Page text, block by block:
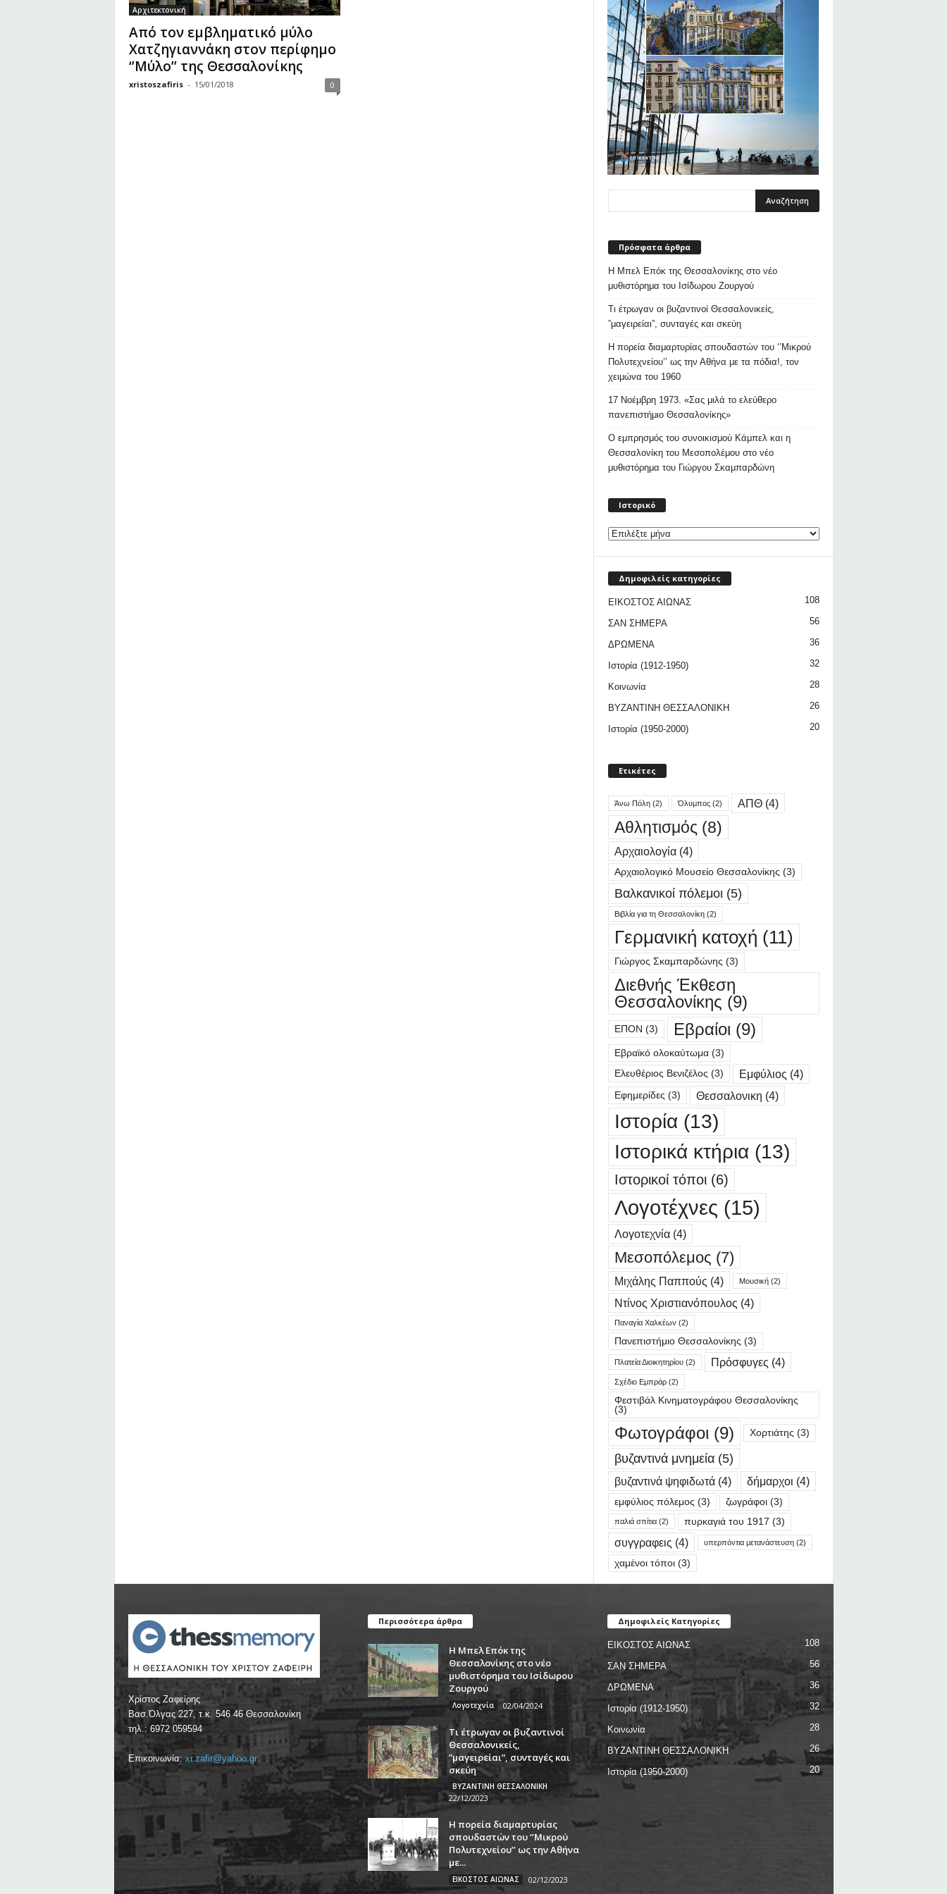
Αρχιτεκτονική
Από τον εμβληματικό μύλο
Χατζηγιαννάκη στον περίφημο
‘’Μύλο’’ της Θεσσαλονίκης
xristoszafiris - 15/01/2018 0
Πρόσφατα άρθρα
Η Μπελ Επόκ της Θεσσαλονίκης στο νέο
μυθιστόρημα του Ισίδωρου Ζουργού
Τι έτρωγαν οι βυζαντινοί Θεσσαλονικείς,
”μαγειρείαι”, συνταγές και σκεύη
Η πορεία διαμαρτυρίας σπουδαστών του ‘’Μικρού
Πολυτεχνείου’’ ως την Αθήνα με τα πόδια!, τον
χειμώνα του 1960
17 Νοέμβρη 1973. «Σας μιλά το ελεύθερο
πανεπιστήμιο Θεσσαλονίκης»
Ο εμπρησμός του συνοικισμού Κάμπελ και η
Θεσσαλονίκη του Μεσοπολέμου στο νέο
μυθιστόρημα του Γιώργου Σκαμπαρδώνη
Ιστορικό
Δημοφιλείς κατηγορίες
ΕΙΚΟΣΤΟΣ ΑΙΩΝΑΣ 108
ΣΑΝ ΣΗΜΕΡΑ 56
ΔΡΩΜΕΝΑ 36
Ιστορία (1912-1950) 32
Κοινωνία 28
ΒΥΖΑΝΤΙΝΗ ΘΕΣΣΑΛΟΝΙΚΗ 26
Ιστορία (1950-2000) 20
Ετικέτες
Άνω Πόλη(2) Όλυμπος(2) ΑΠΘ(4)
Αθλητισμός (8)
Αρχαιολογία(4)
Αρχαιολογικό Μουσείο Θεσσαλονίκης (3)
Βαλκανικοί πόλεμοι (5)
Βιβλία για τη Θεσσαλονίκη(2)
Γερμανική κατοχή (11)
Γιώργος Σκαμπαρδώνης (3)
Διεθνής Έκθεση
Θεσσαλονίκης (9)
ΕΠΟΝ (3) Εβραίοι (9)
Εβραϊκό ολοκαύτωμα(3)
Ελευθέριος Βενιζέλος (3) Εμφύλιος (4)
Εφημερίδες (3) Θεσσαλονικη (4)
Ιστορία(13)
Ιστορικά κτήρια(13)
Ιστορικοί τόποι(6)
Λογοτέχνες (15)
Λογοτεχνία(4)
Μεσοπόλεμος (7)
Μιχάλης Παππούς (4) Μουσική(2)
Ντίνος Χριστιανόπουλος (4)
Παναγία Χαλκέων (2)
Πανεπιστήμιο Θεσσαλονίκης (3)
Πλατεία Διοικητηρίου(2) Πρόσφυγες (4)
Σχέδιο Εμπράρ(2)
Φεστιβάλ Κινηματογράφου Θεσσαλονίκης
(3)
Φωτογράφοι (9) Χορτιάτης (3)
βυζαντινά μνημεία(5)
βυζαντινά ψηφιδωτά(4) δήμαρχοι (4)
εμφύλιος πόλεμος (3) ζωγράφοι(3)
παλιά σπίτια(2) πυρκαγιά του 1917 (3)
συγγραφεις (4) υπερπόντια μετανάστευση(2)
χαμένοι τόποι(3)
Χρίστος Ζαφείρης
Βασ.Όλγας 227, τ.κ. 546 46 Θεσσαλονίκη
τηλ.: 6972 059594
Επικοινωνία:xr.zafir@yahoo.gr
Περισσότερα άρθρα
Η Μπελ Επόκ της
Θεσσαλονίκης στο νέο
μυθιστόρημα του Ισίδωρου
Ζουργού
Λογοτεχνία 02/04/2024
Τι έτρωγαν οι βυζαντινοί
Θεσσαλονικείς,
”μαγειρείαι”, συνταγές και
σκεύη
ΒΥΖΑΝΤΙΝΗ ΘΕΣΣΑΛΟΝΙΚΗ
22/12/2023
Η πορεία διαμαρτυρίας
σπουδαστών του ‘’Μικρού
Πολυτεχνείου’’ ως την Αθήνα
με...
ΕΙΚΟΣΤΟΣ ΑΙΩΝΑΣ 02/12/2023
Δημοφιλείς Κατηγορίες
ΕΙΚΟΣΤΟΣ ΑΙΩΝΑΣ 108
ΣΑΝ ΣΗΜΕΡΑ 56
ΔΡΩΜΕΝΑ 36
Ιστορία (1912-1950) 32
Κοινωνία 28
ΒΥΖΑΝΤΙΝΗ ΘΕΣΣΑΛΟΝΙΚΗ 26
Ιστορία (1950-2000) 20